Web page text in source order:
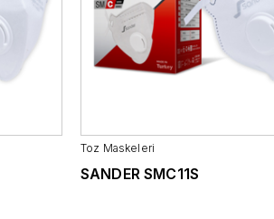
Toz Maskeleri
SANDER SMC11S